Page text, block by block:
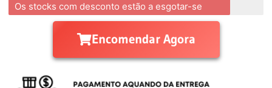
Os stocks com desconto estão a esgotar-se
Encomendar Agora